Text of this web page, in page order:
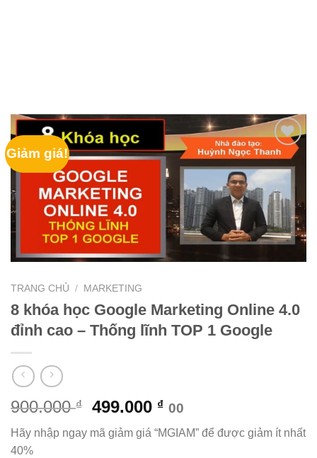
Giảm giá!
TRANG CHỦ / MARKETING
8 khóa học Google Marketing Online 4.0
đỉnh cao – Thống lĩnh TOP 1 Google
900.000₫
Giá
gốc
là:
499.000 ₫Giá
tại
00
Hãy nhập ngay mã giảm giá “MGIAM” để được giảm ít nhất
40%